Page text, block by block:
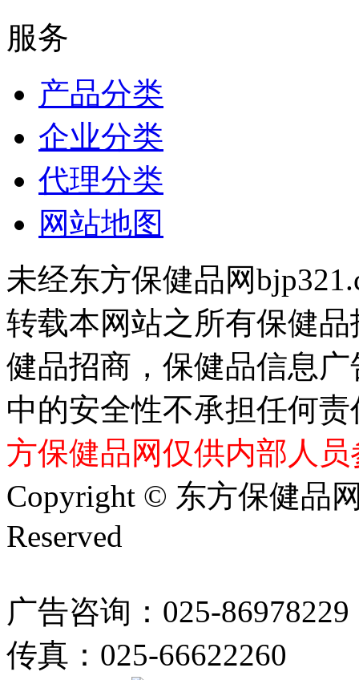
服务
产品分类
企业分类
代理分类
网站地图
未经东方保健品网
转载本网站之所有保健
健品招商，保健品信息
中的安全性不承担任何
方保健品网仅供内部人
Copyright © 东方保健品
Reserved
广告咨询：025-86978229
传真：025-66622260